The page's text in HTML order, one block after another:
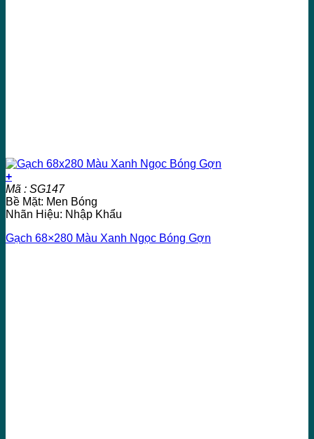
+
Mã : SG147
Bề Mặt: Men Bóng
Nhãn Hiệu: Nhập Khẩu
Gạch 68×280 Màu Xanh Ngọc Bóng Gợn